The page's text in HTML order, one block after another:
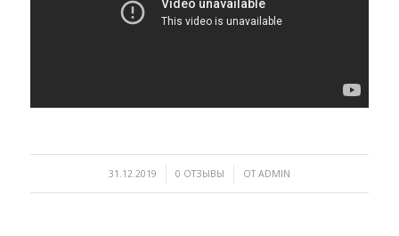
31.12.2019
/ 0 ОТЗЫВЫ
/ ОТADMIN